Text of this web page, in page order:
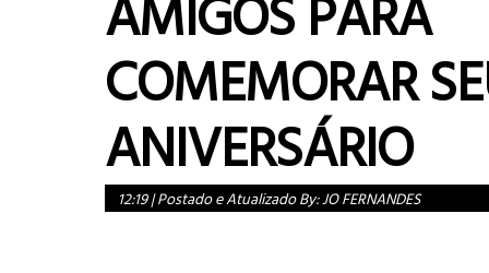
COMEMORAR
ANIVERSÁRIO
12:19|Postado e Atualizado By:JO FERNANDES